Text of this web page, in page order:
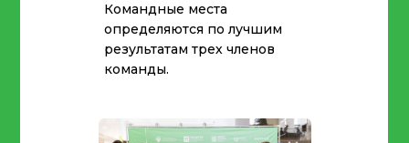
Командные места
определяются по лучшим
результатам трех членов
команды.